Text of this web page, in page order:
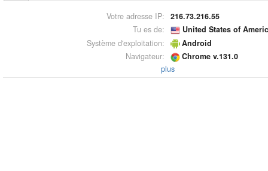
Votre adresse IP:
216.73.216.55
Tu es de:
United States of
Système d'exploitation:
Android
Navigateur:
Chrome v.131.0
plus